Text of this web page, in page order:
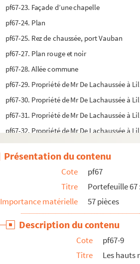
pf67-23. Façade d’une chapelle
pf67-24. Plan
pf67-25. Rez de chaussée, port Vauban
pf67-27. Plan rouge et noir
pf67-28. Allée commune
pf67-29. Propriété de Mr De Lachaussée à
pf67-30. Propriété de Mr De Lachaussée à
pf67-31. Propriété de Mr De Lachaussée à
pf67-32. Propriété de Mr De Lachaussée à
pf67-33. Propriété de Mr De Lachaussée à
pf67-34. Propriété de Mr De Lachaussée à
pf67-35. Propriété de Mr De Lachaussée
pf67-36. Propriété de Mr De Lachaussée à
pf67-37. Cité Saint Vincent de Paul
pf67-38. Cité Saint Vincent de Paul, coupe
pf67-39. Cité Saint Vincent de Paul, plan
pf67-40. Cité Saint Vincent de Paul, plan
Présentation du contenu
Cote
pf67
Titre
Portefeuille 67
Importance matérielle
57 pièces
Description du contenu
Cote
pf67-9
Titre
Les hauts